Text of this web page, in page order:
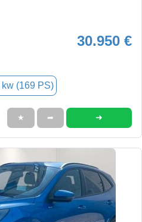
30.950 €
kw (169 PS)
★ ➦ ➜